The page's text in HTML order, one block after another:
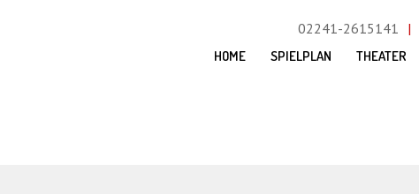
02241-2615141
HOME SPIELPLAN THEATER